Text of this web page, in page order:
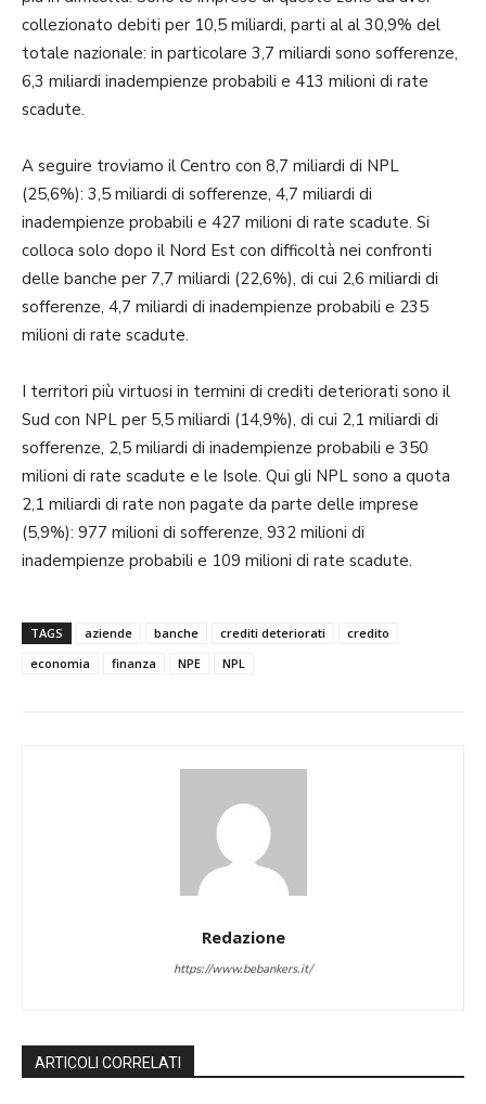
collezionato debiti per 10,5 miliardi, parti al al 30,9% del
totale nazionale: in particolare 3,7 miliardi sono sofferenze,
6,3 miliardi inadempienze probabili e 413 milioni di rate
scadute.
A seguire troviamo il Centro con 8,7 miliardi di NPL
(25,6%): 3,5 miliardi di sofferenze, 4,7 miliardi di
inadempienze probabili e 427 milioni di rate scadute. Si
colloca solo dopo il Nord Est con difficoltà nei confronti
delle banche per 7,7 miliardi (22,6%), di cui 2,6 miliardi di
sofferenze, 4,7 miliardi di inadempienze probabili e 235
milioni di rate scadute.
I territori più virtuosi in termini di crediti deteriorati sono il
Sud con NPL per 5,5 miliardi (14,9%), di cui 2,1 miliardi di
sofferenze, 2,5 miliardi di inadempienze probabili e 350
milioni di rate scadute e le Isole. Qui gli NPL sono a quota
2,1 miliardi di rate non pagate da parte delle imprese
(5,9%): 977 milioni di sofferenze, 932 milioni di
inadempienze probabili e 109 milioni di rate scadute.
TAGS aziende banche crediti deteriorati
credito
economia
finanza NPE NPL
Redazione
https://www.bebankers.it/
ARTICOLI CORRELATI